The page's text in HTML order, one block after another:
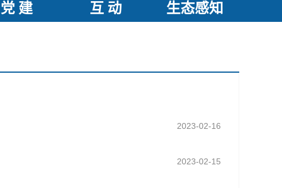
党 建 互 动 生态感知
2023-02-16
2023-02-15